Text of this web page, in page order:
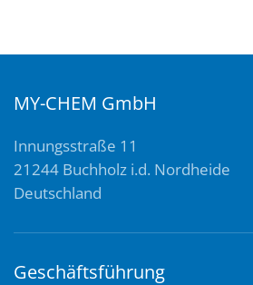
MY-CHEM GmbH
Innungsstraße 11
21244 Buchholz i.d. Nordheide
Deutschland
Geschäftsführung